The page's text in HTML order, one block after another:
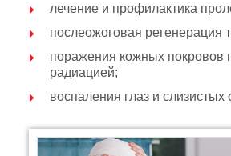
лечение и профилактика
послеожоговая регенерация
поражения кожных покровов
радиацией;
воспаления глаз и слизистых